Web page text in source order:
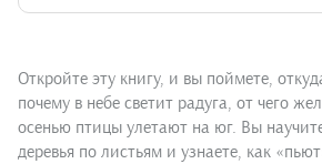
Откройте эту книгу, и вы поймете,
почему в небе светит радуга, от чего
осенью птицы улетают на юг. Вы
деревья по листьям и узнаете, как